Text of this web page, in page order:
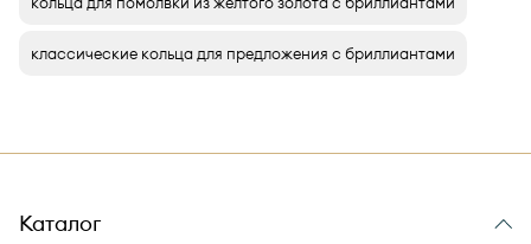
классические кольца для предложения с бриллиантами
Каталог